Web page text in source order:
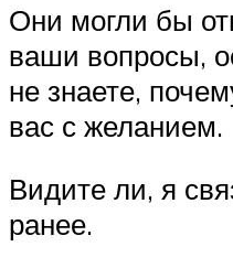
Они могли бы
ваши вопросы,
не знаете,
вас с желанием.
Видите ли, я
ранее.